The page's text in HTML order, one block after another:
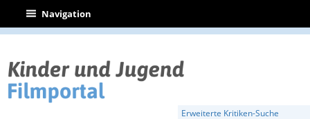
| Navigation
Erweiterte Kritiken-Suche